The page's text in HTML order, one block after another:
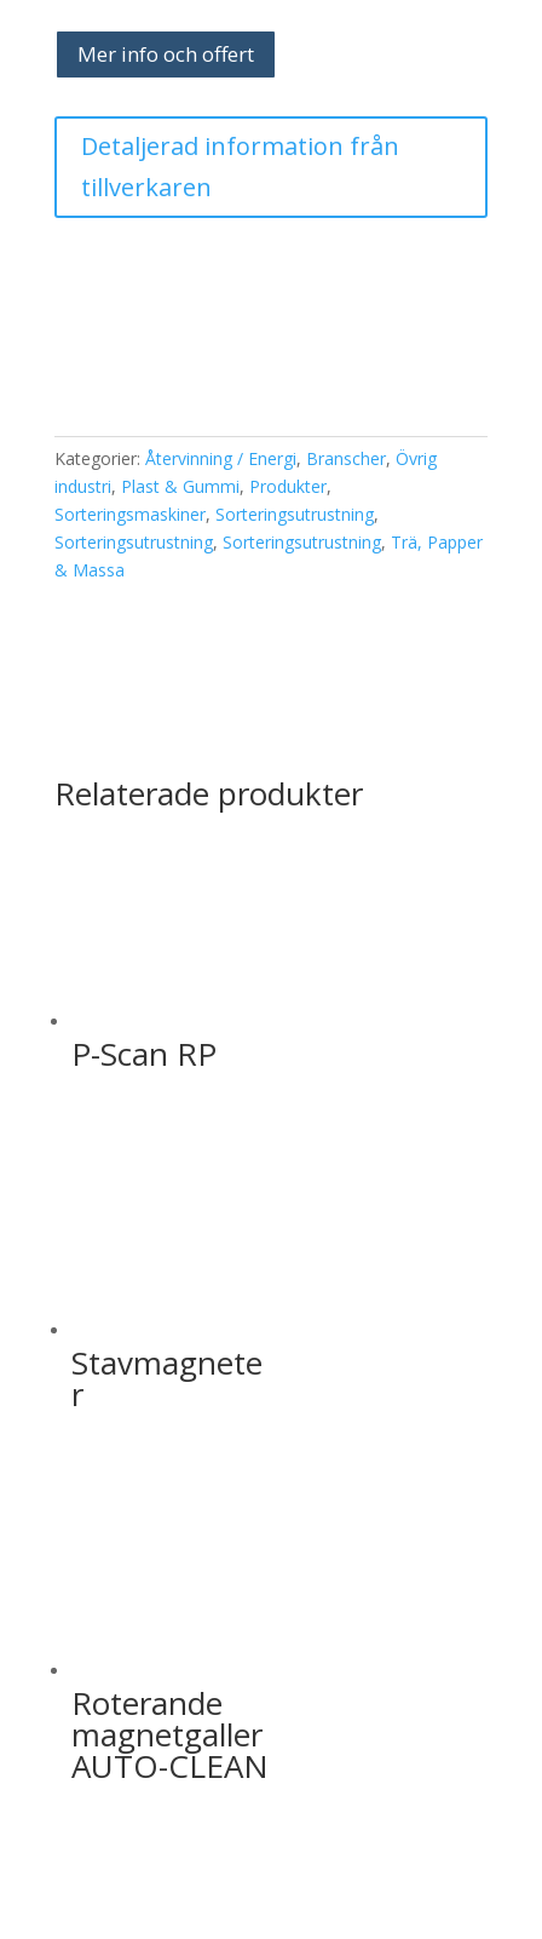
Mer info och offert
Detaljerad information från
tillverkaren
Kategorier: Återvinning / Energi, Branscher, Övrig
industri, Plast & Gummi, Produkter,
Sorteringsmaskiner, Sorteringsutrustning,
Sorteringsutrustning, Sorteringsutrustning, Trä, Papper
& Massa
Relaterade produkter
P-Scan RP
Stavmagnete
r
Roterande
magnetgaller
AUTO-CLEAN